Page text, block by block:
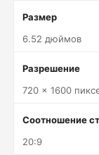
Размер
6.52 дюймов
Разрешение
720 x 1600
Соотношение
20:9